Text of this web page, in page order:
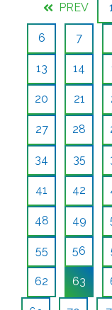
PREV
6 7
13 14
20 21
27 28
34 35
41 42
48 49
55 56
62 63